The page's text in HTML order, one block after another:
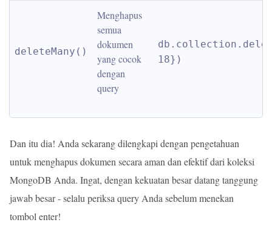
deleteMany()
Menghapus
semua
dokumen
yang cocok
dengan
query
18})
Dan itu dia! Anda sekarang dilengkapi dengan pengetahuan
untuk menghapus dokumen secara aman dan efektif dari koleksi
MongoDB Anda. Ingat, dengan kekuatan besar datang tanggung
jawab besar - selalu periksa query Anda sebelum menekan
tombol enter!